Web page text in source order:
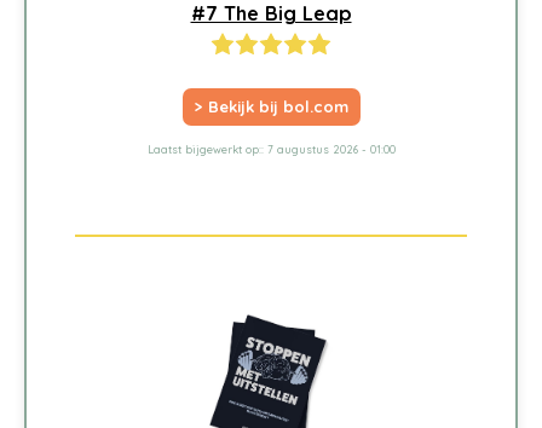
#7 The Big Leap
> Bekijk bij bol.com
Laatst bijgewerkt op:: 7 augustus 2026 - 01:00